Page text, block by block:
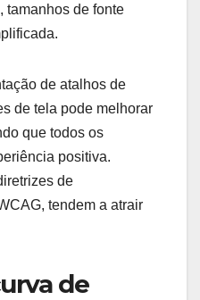
tamanhos de fonte
de atalhos de
de tela pode melhorar
que todos os
positiva.
de
tendem a atrair
de